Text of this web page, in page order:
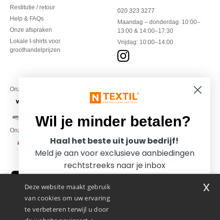
Restitutie / retour
Help & FAQs
Onze afspraken
Lokale t-shirts voor
groothandelprijzen
020 323 3277
Maandag – donderdag: 10:00–
13:00 & 14:00–17:30
Vrijdag: 10:00–14:00
Onze financiële partners
Onze transporteurs
Deze website maakt gebruik
van cookies om uw ervaring
te verbeteren terwijl u door
x
Wil je minder betalen?
Haal het beste uit jouw bedrijf!
Meld je aan voor exclusieve aanbiedingen
rechtstreeks naar je inbox